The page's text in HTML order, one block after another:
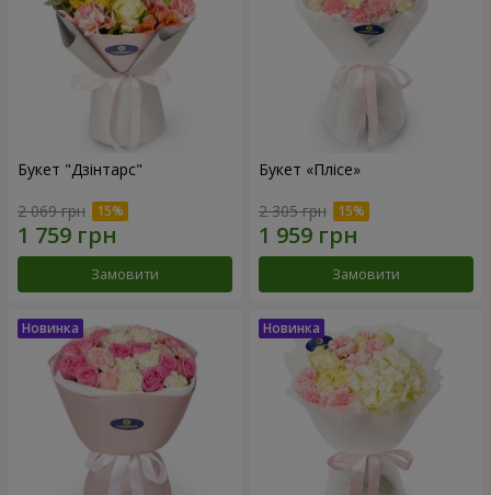
Букет "Дзінтарс"
2 069 грн
Замовити
Букет «Плісе»
2 305 грн
Замовити